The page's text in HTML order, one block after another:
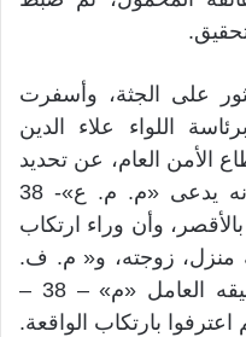
على الجثة، وأسفرت
اللواء علاء الدين
الأمن العام، عن تحديد
شخصية المجنى عليه، وتبين أنه يدعى «م. م. ع»- 38
وأن وراء ارتكاب
ا»- 33 سنة- ربة منزل، زوجته، و« م. ف.
ب» – 36 سنة – عامل، وشقيقه العامل «م» – 38 –
بارتكاب الواقعة.